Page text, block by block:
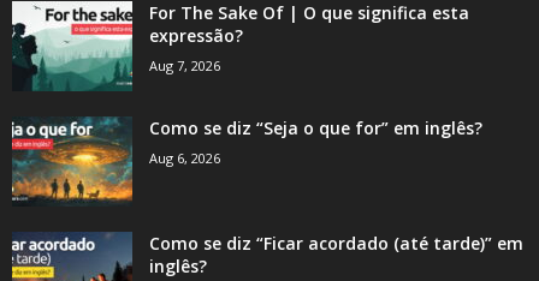
For The Sake Of | O que significa esta
expressão?
Aug 7, 2026
Como se diz “Seja o que for” em inglês?
Aug 6, 2026
Como se diz “Ficar acordado (até tarde)” em
inglês?